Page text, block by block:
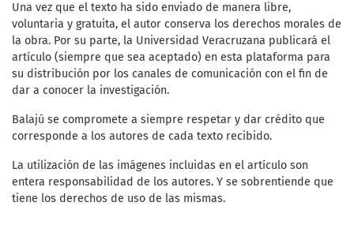
Una vez que el texto ha sido enviado de manera libre,
voluntaria y gratuita, el autor conserva los derechos morales de
la obra. Por su parte, la Universidad Veracruzana publicará el
artículo (siempre que sea aceptado) en esta plataforma para
su distribución por los canales de comunicación con el fin de
dar a conocer la investigación.
Balajú se compromete a siempre respetar y dar crédito que
corresponde a los autores de cada texto recibido.
La utilización de las imágenes incluidas en el artículo son
entera responsabilidad de los autores. Y se sobrentiende que
tiene los derechos de uso de las mismas.